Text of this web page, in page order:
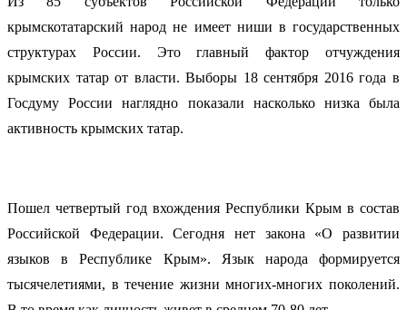
крымскотатарский народ не имеет ниши в государственных
структурах России. Это главный фактор отчуждения
крымских татар от власти. Выборы 18 сентября 2016 года в
Госдуму России наглядно показали насколько низка была
активность крымских татар.
Пошел четвертый год вхождения Республики Крым в состав
Российской Федерации. Сегодня нет закона «О развитии
языков в Республике Крым». Язык народа формируется
тысячелетиями, в течение жизни многих-многих поколений.